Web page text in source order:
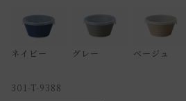
ネイビー グレー ベージュ
301-T-9388